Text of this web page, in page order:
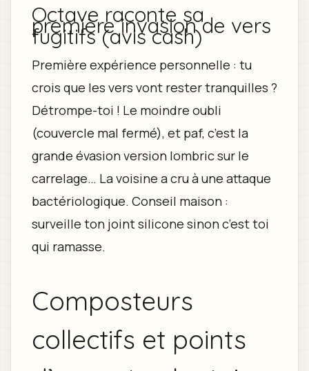
Octave raconte sa
première invasion de vers
fugitifs (avis cash)
Première expérience personnelle : tu
crois que les vers vont rester tranquilles ?
Détrompe-toi ! Le moindre oubli
(couvercle mal fermé), et paf, c’est la
grande évasion version lombric sur le
carrelage… La voisine a cru à une attaque
bactériologique. Conseil maison :
surveille ton joint silicone sinon c’est toi
qui ramasse.
Composteurs
collectifs et points